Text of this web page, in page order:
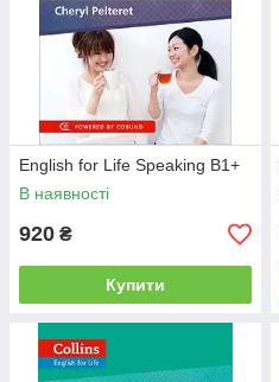
English for Life Speaking B1+
В наявності
920 ₴
Купити